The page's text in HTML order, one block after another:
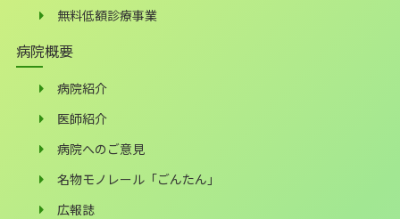
無料低額診療事業
病院概要
病院紹介
医師紹介
病院へのご意見
名物モノレール「ごんたん」
広報誌